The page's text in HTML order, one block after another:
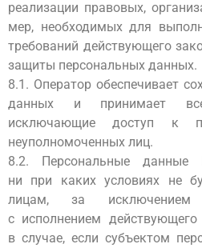
реализации правовых,
мер, необходимых для
требований действующего
защиты персональных данных.
8.1. Оператор обеспечивает
данных и принимает
исключающие доступ к
неуполномоченных лиц.
8.2. Персональные данные
ни при каких условиях не
лицам, за исключением
с исполнением действующего
в случае, если субъектом